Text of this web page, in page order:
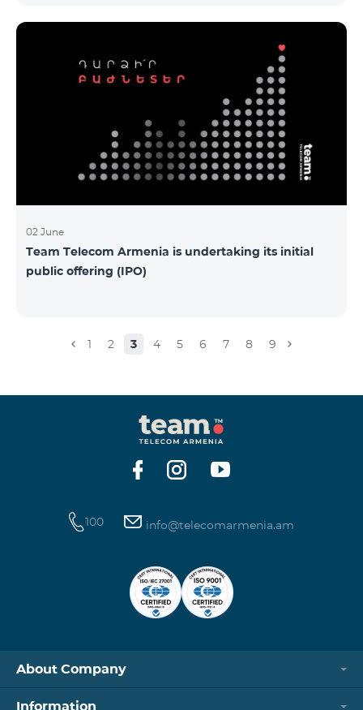
երիտասարդներ ծանոթացան առաջնային
հրապարակային տեղաբաշխման բոլոր
մանրամասներին ու թիմերին տրամադրվեց
ընկերության զարգացման ռազմավարական
խնդիրը։ Լուծումներ առաջարկելու համար թիմերն
ունենալու են ընդամենը 72 ժամ։ Հաջողություն
մաղթելով մրցույթի մասնակիցներին Team
Telecom Armenia-ի գլխավոր տնօրեն Հայկ
Եսայանը նշեց, որ
02 June
Team Telecom Armenia is undertaking its initial
public offering (IPO)
1 2 3 4 5 6 7 8 9
100 info@telecomarmenia.am
About Company
Information